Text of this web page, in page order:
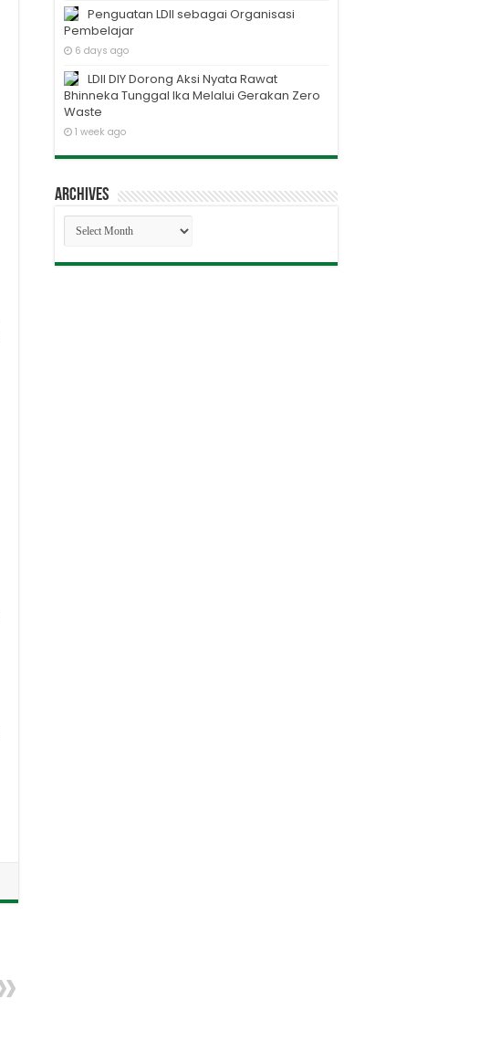
Penguatan LDII sebagai Organisasi
Pembelajar
6 days ago
LDII DIY Dorong Aksi Nyata Rawat
Bhinneka Tunggal Ika Melalui Gerakan Zero
Waste
1 week ago
Archives
Archives